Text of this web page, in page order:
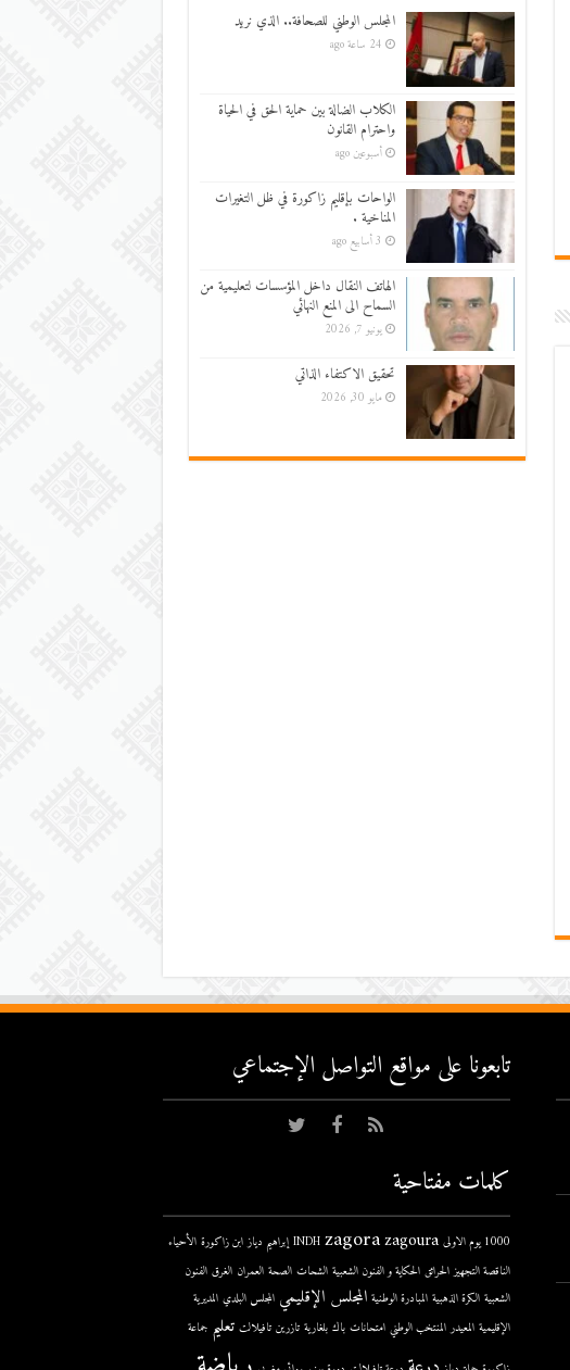
المجلس الوطني للصحافة.. الذي نريد
24 ساعة ago
الكلاب الضالة بين حماية الحق في الحياة
واحترام القانون
أسبوعين ago
الواحات بإقليم زاكورة في ظل التغيرات
المناخية .
3 أسابيع ago
الهاتف النقال داخل المؤسسات لتعليمية من
السماح الى المنع النهائي
يونيو 7, 2026
تحقيق الاكتفاء الذاتي
مايو 30, 2026
تابعونا على مواقع التواصل اﻹجتماعي
كلمات مفتاحية
1000 يوم الاولى INDH zagorazagoura إبراهيم دياز ابن زاكورة الأحياء
الناقصة التجهيز الحرائق الحكاية و الفنون الشعبية الشحات الصحة العمران الغرق الفنون
الشعبية الكرة الذهبية المبادرة الوطنية المجلس الإقليمي المجلس البلدي المديرية
الإقليمية المعيدر المنتخب الوطني امتحانات باك بلغارية تازرين تافيلالت تعليم جماعة